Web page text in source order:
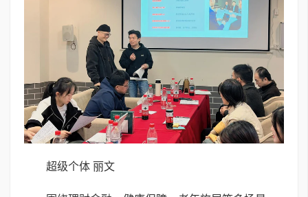
超级个体 丽文